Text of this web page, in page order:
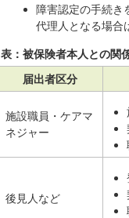
障害認定の手続き
代理人となる場合
表：被保険者本人との関
届出者区分
施設職員・ケアマ
ネジャー
後見人など